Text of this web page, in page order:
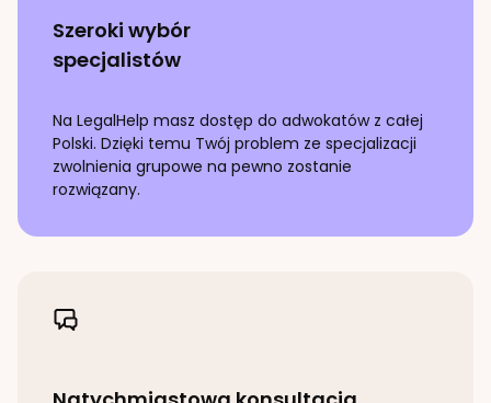
Szeroki wybór
specjalistów
Na LegalHelp masz dostęp do adwokatów z całej
Polski. Dzięki temu Twój problem ze specjalizacji
zwolnienia grupowe na pewno zostanie
rozwiązany.